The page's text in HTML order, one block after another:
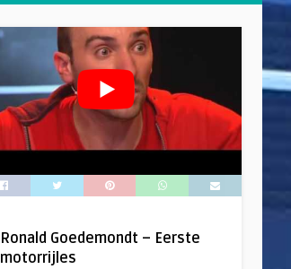
Ronald Goedemondt – Eerste
motorrijles